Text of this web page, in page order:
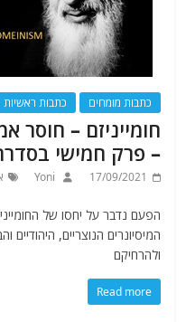
כתבות מומחים כתבות ראשיות
חומייניזם – חוסר
– פרק חמישי
17/09/2021
Yoni
הפעם נדבר על יחסו של
המיסיונרים הנוצריים, היהודיים
ולהרחיקם
Read more